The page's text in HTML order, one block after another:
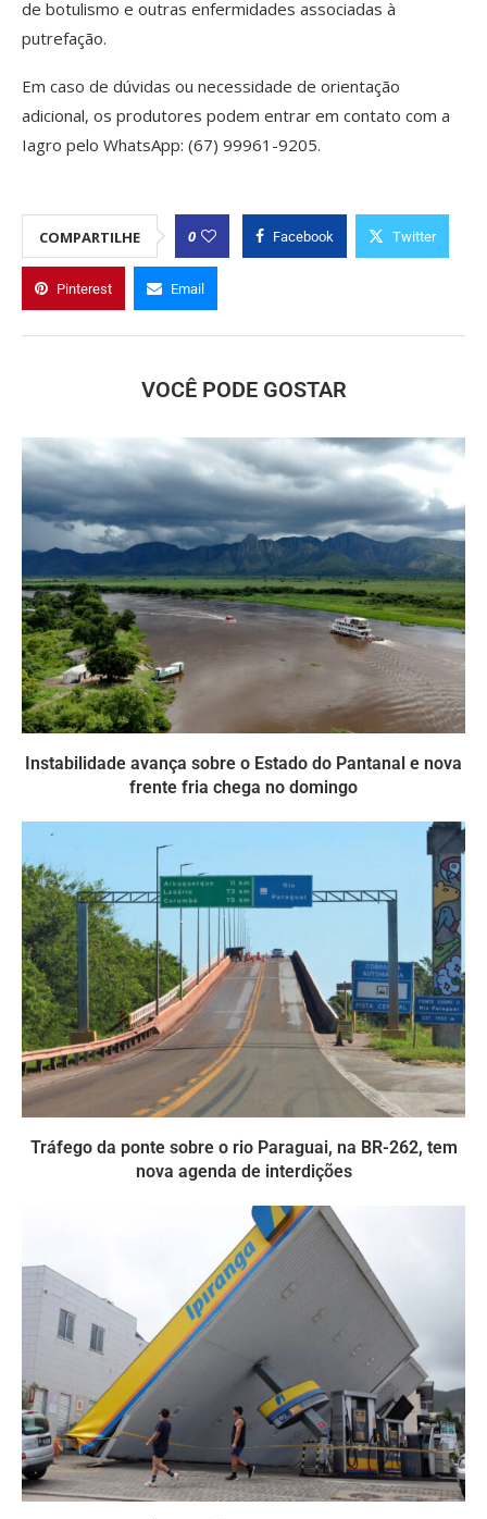
de botulismo e outras enfermidades associadas à
putrefação.
Em caso de dúvidas ou necessidade de orientação
adicional, os produtores podem entrar em contato com a
Iagro pelo WhatsApp: (67) 99961-9205.
COMPARTILHE 0 Facebook Twitter
Pinterest Email
VOCÊ PODE GOSTAR
Instabilidade avança sobre o Estado do Pantanal e nova
frente fria chega no domingo
Tráfego da ponte sobre o rio Paraguai, na BR-262, tem
nova agenda de interdições